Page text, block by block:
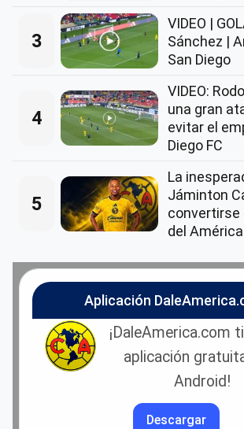
3
VIDEO |
Sánchez |
San Diego
4
VIDEO:
una gran
evitar el
Diego FC
5
La
Jáminton
convertirse
del América
Aplicación
¡DaleAmerica.com
aplicación
Android!
Descargar